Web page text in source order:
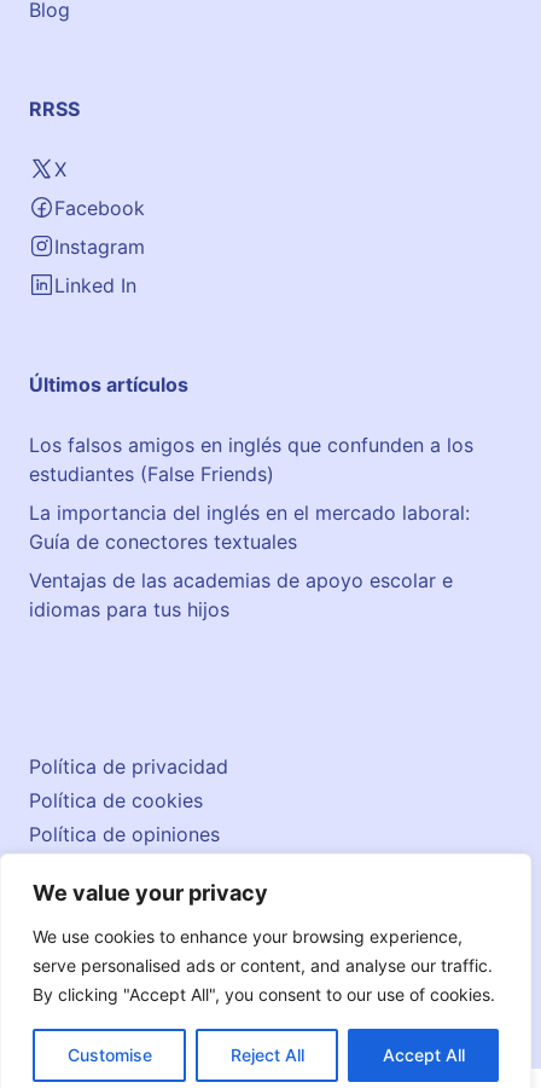
We value your privacy
We use cookies to enhance your browsing experience,
serve personalised ads or content, and analyse our traffic.
By clicking "Accept All", you consent to our use of cookies.
Customise Reject All Accept All
Blog
RRSS
X
Facebook
Instagram
Linked In
Últimos artículos
Los falsos amigos en inglés que confunden a los
estudiantes (False Friends)
La importancia del inglés en el mercado laboral:
Guía de conectores textuales
Ventajas de las academias de apoyo escolar e
idiomas para tus hijos
© 2026 englishatlas.es
Política de privacidad
Política de cookies
Política de opiniones
Contacto